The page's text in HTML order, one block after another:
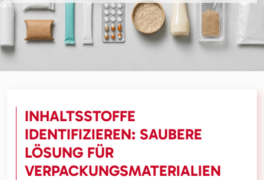
INHALTSSTOFFE
IDENTIFIZIEREN: SAUBERE
LÖSUNG FÜR
VERPACKUNGSMATERIALIEN